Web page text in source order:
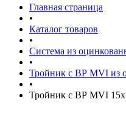
Главная страница
•
Каталог товаров
•
Система из
•
Тройник с ВР MVI из
•
Тройник с ВР MVI